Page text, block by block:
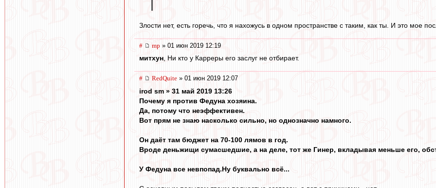
Злости нет, есть горечь, что я нахожусь в одном пространстве с таким, как ты. И это мое
# mp » 01 июн 2019 12:19
митхун, Ни кто у Карреры его заслуг не отбирает.
# RedQuite » 01 июн 2019 12:07
irod sm » 31 май 2019 13:26
Почему я против Федуна хозяина.
Да, потому что неэффективен.
Вот прям не знаю насколько сильно, но однозначно намного.
Он даёт там бюджет на 70-100 лямов в год.
Вроде деньжищи сумасшедшие, а на деле, тот же Гинер, вкладывая меньше его,
У Федуна все невпопад.Ну буквально всё...